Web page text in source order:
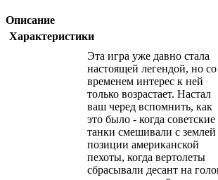
Описание
Характеристики
Эта игра уже давно стала
настоящей легендой, но со
временем интерес к ней
только возрастает. Настал
ваш черед вспомнить, как
это было - когда советские
танки смешивали с землей
позиции американской
пехоты, когда вертолеты
сбрасывали десант на